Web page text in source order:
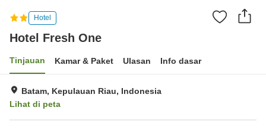
Hotel
Hotel Fresh One
Tinjauan Kamar & Paket Ulasan Info dasar
Batam, Kepulauan Riau, Indonesia
Lihat di peta